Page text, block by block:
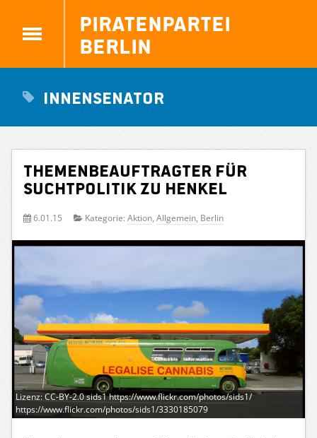
Piratenpartei
Berlin
Innensenator
Themenbeauftragter für
Suchtpolitik zu Henkel
6.01.15 Kategorie: Aktion, Allgemein, Berlin
Lizenz: CC-BY-2.0 sids1 https://www.flickr.com/photos/sids1/
https://www.flickr.com/photos/sids1/3330185079